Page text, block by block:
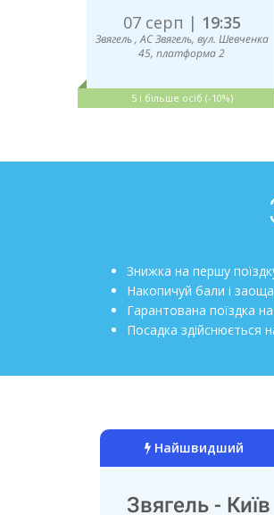
07 серп | 19:35
Звягель , АС Звягель, вул. Шевченка
45, платформа 2
5 і більше осіб (-10%)
Знижка на першу
Накопичуй бали і
Гарантована поїздка на
Посадка здійснюється
Найшвидший
Звягель - Київ